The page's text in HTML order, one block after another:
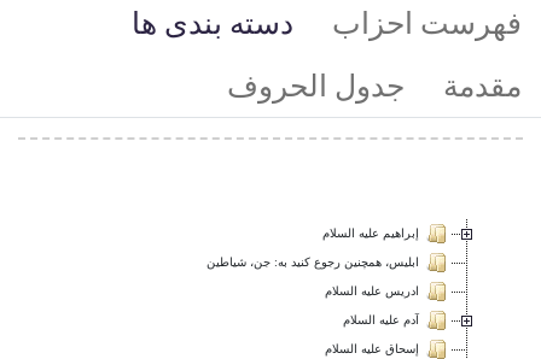
احزاب
دسته بندی ها
جدول الحروف
إبراهيم عليه السلام
ابلیس، همچنین رجوع کنید به: جن، شیاطین
ادريس عليه السلام
آدم عليه السلام
إسحاق عليه السلام